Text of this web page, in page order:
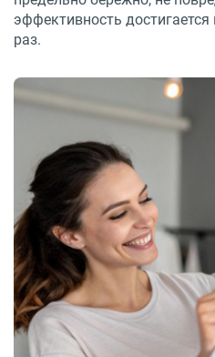
эффективность
раз.